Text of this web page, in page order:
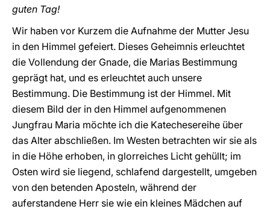
guten Tag!
Wir haben vor Kurzem die Aufnahme der Mutter Jesu
in den Himmel gefeiert. Dieses Geheimnis erleuchtet
die Vollendung der Gnade, die Marias Bestimmung
geprägt hat, und es erleuchtet auch unsere
Bestimmung. Die Bestimmung ist der Himmel. Mit
diesem Bild der in den Himmel aufgenommenen
Jungfrau Maria möchte ich die Katechesereihe über
das Alter abschließen. Im Westen betrachten wir sie als
in die Höhe erhoben, in glorreiches Licht gehüllt; im
Osten wird sie liegend, schlafend dargestellt, umgeben
von den betenden Aposteln, während der
auferstandene Herr sie wie ein kleines Mädchen auf